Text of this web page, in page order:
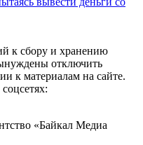
к сбору и хранению
отключить
к материалам на сайте.
«Байкал Медиа